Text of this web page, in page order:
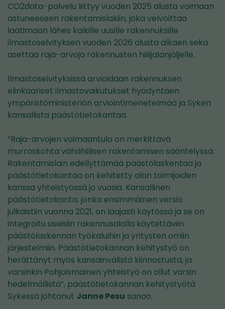
CO2data-palvelu liittyy vuoden 2025 alusta voimaan
astuneeseen rakentamislakiin, joka velvoittaa
laatimaan lähes kaikille uusille rakennuksille
ilmastoselvityksen vuoden 2026 alusta alkaen sekä
asettaa raja-arvoja rakennusten hiilijalanjäljelle.
Ilmastoselvityksissä arvioidaan rakennuksen
elinkaariset ilmastovaikutukset hyödyntäen
ympäristöministeriön arviointimenetelmää ja Syken
kansallista päästötietokantaa.
”Raja-arvojen voimaantulo on merkittävä
murroskohta vähähiilisen rakentamisen sääntelyssä.
Rakentamislain edellyttämää päästölaskentaa ja
päästötietokantaa on kehitetty alan toimijoiden
kanssa yhteistyössä jo vuosia. Kansallinen
päästötietokanta, jonka ensimmäinen versio
julkaistiin vuonna 2021, on laajasti käytössä ja se on
integroitu useisiin rakennusalalla käytettäviin
päästölaskennan työkaluihin ja yritysten omiin
järjestelmiin. Päästötietokannan kehitystyö on
herättänyt myös kansainvälistä kiinnostusta, ja
varsinkin Pohjoismainen yhteistyö on ollut varsin
hedelmällistä”, päästötietokannan kehitystyötä
Sykessä johtanut Janne Pesu sanoo.